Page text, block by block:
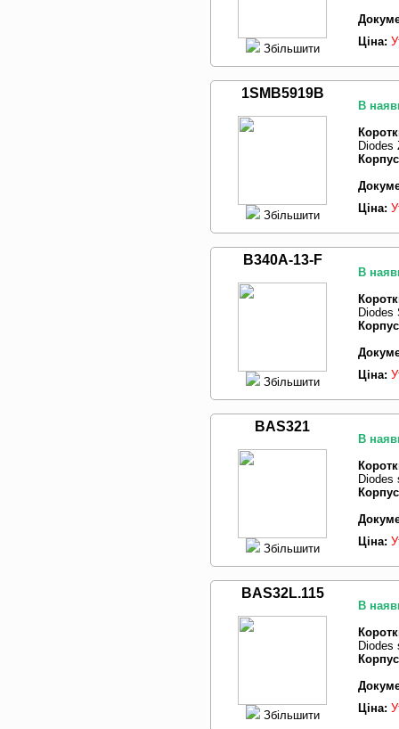
Збільшити
Ціна:
1SMB5919B
Збільшити
В
Diodes
Ціна:
B340A-13-F
Збільшити
В
Diodes
Ціна:
BAS321
Збільшити
В
Diodes
Ціна:
BAS32L.115
Збільшити
В
Diodes
Ціна: